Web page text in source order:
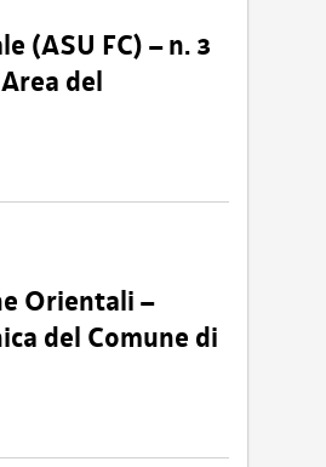
(ASU FC) – n. 3
del
Orientali –
del Comune di